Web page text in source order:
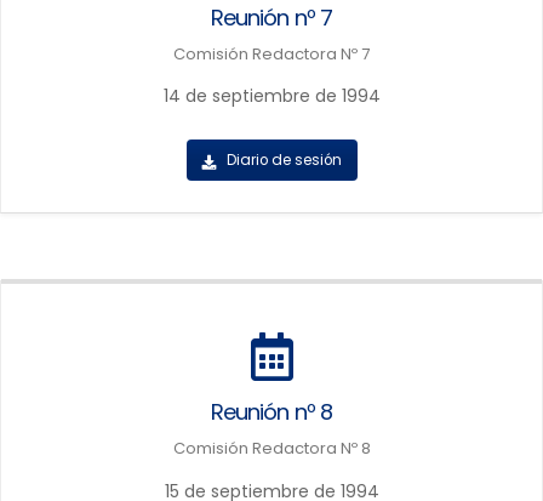
Reunión nº 7
Comisión Redactora Nº 7
14 de septiembre de 1994
Diario de sesión
Reunión nº 8
Comisión Redactora Nº 8
15 de septiembre de 1994